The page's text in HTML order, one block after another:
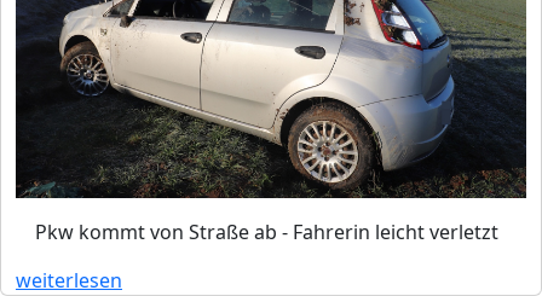
Pkw kommt von Straße ab - Fahrerin leicht verletzt
weiterlesen